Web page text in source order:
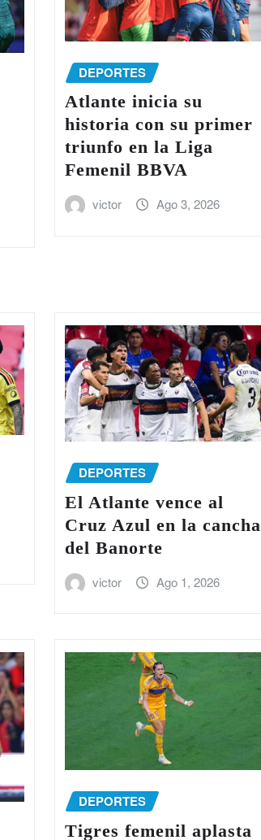
DEPORTES
Atlante inicia su
historia con su primer
triunfo en la Liga
Femenil BBVA
victor Ago 3, 2026
DEPORTES
El Atlante vence al
Cruz Azul en la cancha
del Banorte
victor Ago 1, 2026
DEPORTES
Tigres femenil aplasta